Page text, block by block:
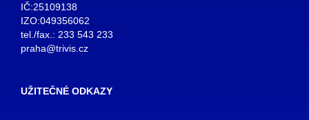
IČ:25109138
IZO:049356062
tel./fax.: 233 543 233
praha@trivis.cz
UŽITEČNÉ ODKAZY